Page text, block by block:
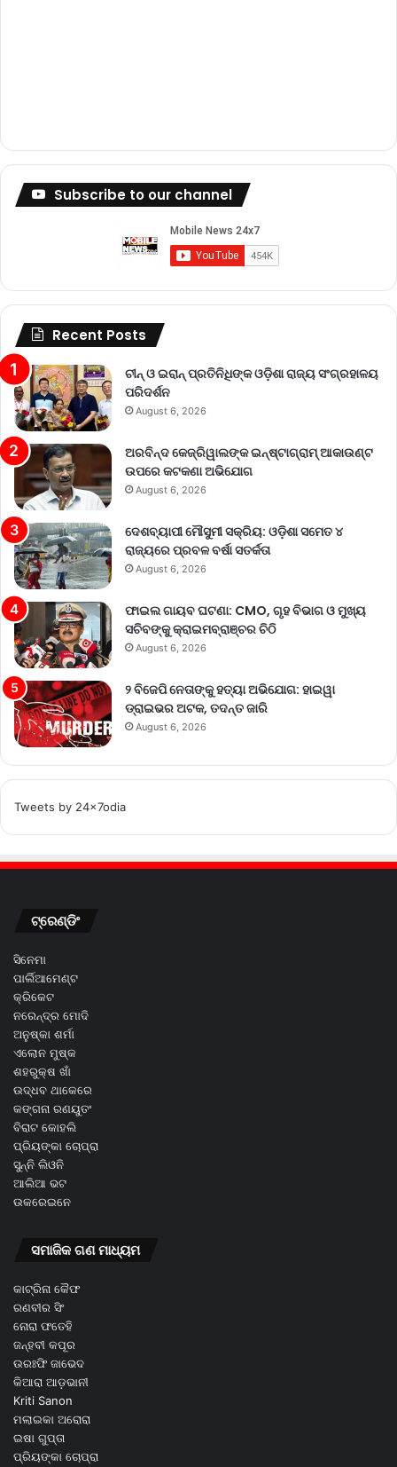
Subscribe to our channel
Recent Posts
ଚୀନ୍ ଓ ଇରାନ୍ ପ୍ରତିନିଧିଙ୍କ ଓଡ଼ିଶା ରାଜ୍ୟ ସଂଗ୍ରହାଳୟ
ପରିଦର୍ଶନ
August 6, 2026
ଅରବିନ୍ଦ କେଜ୍ରିୱାଲଙ୍କ ଇନ୍‌ଷ୍ଟାଗ୍ରାମ୍ ଆକାଉଣ୍ଟ
ଉପରେ କଟକଣା ଅଭିଯୋଗ
August 6, 2026
ଦେଶବ୍ୟାପୀ ମୌସୁମୀ ସକ୍ରିୟ: ଓଡ଼ିଶା ସମେତ ୪
ରାଜ୍ୟରେ ପ୍ରବଳ ବର୍ଷା ସତର୍କତା
August 6, 2026
ଫାଇଲ ଗାୟବ ଘଟଣା: CMO, ଗୃହ ବିଭାଗ ଓ ମୁଖ୍ୟ
ସଚିବଙ୍କୁ କ୍ରାଇମବ୍ରାଞ୍ଚର ଚିଠି
August 6, 2026
୨ ବିଜେପି ନେତାଙ୍କୁ ହତ୍ୟା ଅଭିଯୋଗ: ହାଇୱା
ଡ୍ରାଇଭର ଅଟକ, ତଦନ୍ତ ଜାରି
August 6, 2026
Tweets by 24x7odia
ଟ୍ରେଣ୍ଡିଂ
ସିନେମା
ପାର୍ଲିଆମେଣ୍ଟ
କ୍ରିକେଟ
ନରେନ୍ଦ୍ର ମୋଦି
ଅନୁଷ୍କା ଶର୍ମା
ଏଲୋନ ମୁଷ୍କ
ଶହରୁକ୍ଷ ଖାଁ
ଉଦ୍ଧବ ଥାକେରେ
କଙ୍ଗନା ରଣୟୁତଂ
ବିରାଟ କୋହଲି
ପ୍ରିୟଙ୍କା ଚୋପ୍ରା
ସୁନ୍ନି ଲିଓନି
ଆଲିଆ ଭଟ
ଉକରେଇନେ
ସମାଜିକ ଗଣ ମାଧ୍ୟମ
କାଟ୍ରିନା କୈଫ
ରଣବୀର ସିଂ
ନୋରା ଫତେହି
ଜନ୍ହବୀ କପୂର
ଉରଃଫି ଜାଭେଦ
କିଆରା ଆଡ଼ଭାନୀ
Kriti Sanon
ମଲାଇକା ଅରୋରା
ଇଷା ଗୁପ୍ତା
ପ୍ରିୟଙ୍କା ଚୋପ୍ରା